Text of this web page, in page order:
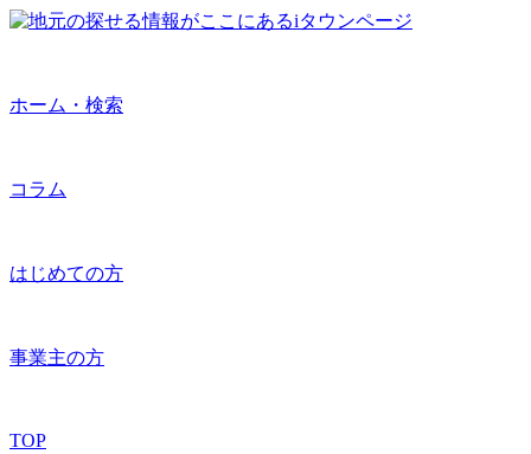
ホーム・検索
コラム
はじめての方
事業主の方
TOP